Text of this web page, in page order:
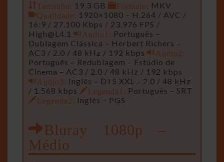
Tamanho: 19.3 GB Formato: MKV
Qualidade: 1920×1080 – H.264 / AVC /
16:9 / 27.100 Kbps / 23.976 FPS /
High@L4.1
Audio1: Português –
Dublagem Clássica – Herbert Richers –
AC3 / 2.0 / 48 kHz / 192 kbps
Audio2:
Português – Redublagem – Estúdio de
Cinema – AC3 / 2.0 / 48 kHz / 192 kbps
Audio3: Inglês – DTS XXL – 2.0 / 48 kHz
/ 1.568 kbps
Legenda1: Português – SRT
Legenda2: Inglês – PGS
Bluray 1080p –
Médio